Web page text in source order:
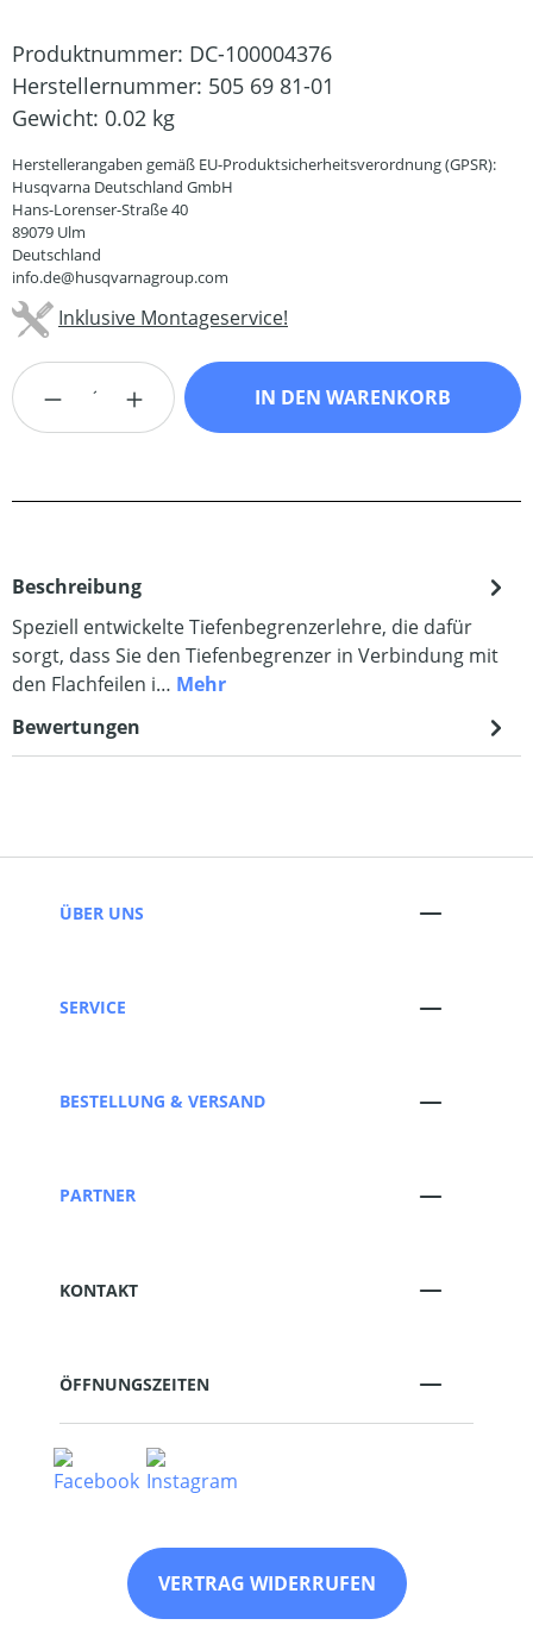
Produktnummer: DC-100004376
Herstellernummer: 505 69 81-01
Gewicht: 0.02 kg
Herstellerangaben gemäß EU-Produktsicherheitsverordnung (GPSR):
Husqvarna Deutschland GmbH
Hans-Lorenser-Straße 40
89079 Ulm
Deutschland
info.de@husqvarnagroup.com
Inklusive Montageservice!
Produkt Anzahl: Gib den gewünschten
IN DEN WARENKORB
Beschreibung
Speziell entwickelte Tiefenbegrenzerlehre, die dafür
sorgt, dass Sie den Tiefenbegrenzer in Verbindung mit
den Flachfeilen i… Mehr
Bewertungen
ÜBER UNS
SERVICE
BESTELLUNG & VERSAND
PARTNER
KONTAKT
ÖFFNUNGSZEITEN
VERTRAG WIDERRUFEN